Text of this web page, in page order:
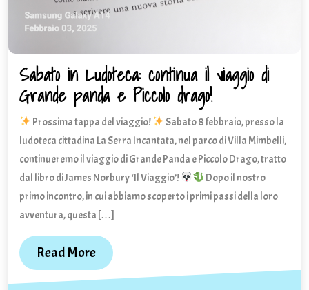
Sabato in Ludoteca: continua il viaggio di
Grande panda e Piccolo drago!Sabato
Ludoteca:
continua
il
viaggio
di
Grande
drago!
Prossima tappa del viaggio!
Sabato 8 febbraio, presso la
ludoteca cittadina La Serra Incantata, nel parco di Villa Mimbelli,
continueremo il viaggio di Grande Panda e Piccolo Drago, tratto
dal libro di James Norbury ‘Il Viaggio’!
Dopo il nostro
primo incontro, in cui abbiamo scoperto i primi passi della loro
avventura, questa […]
Read MoreRead
More